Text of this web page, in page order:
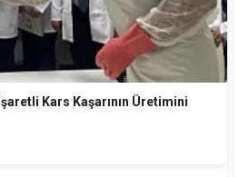
Kars Kaşarının Üretimini